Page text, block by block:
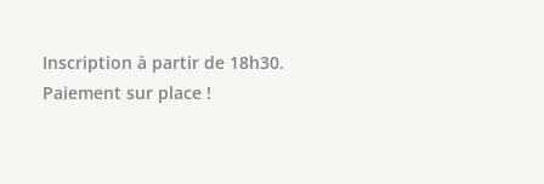
Inscription à partir de 18h30.
Paiement sur place !